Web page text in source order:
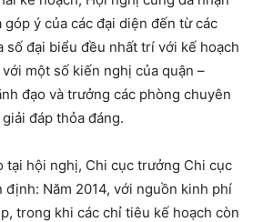
góp ý của các đại diện đến từ các
số đại biểu đều nhất trí với kế hoạch
với một số kiến nghị của quận –
đạo và trưởng các phòng chuyên
đáp thỏa đáng.
tại hội nghị, Chi cục trưởng Chi cục
định: Năm 2014, với nguồn kinh phí
trong khi các chỉ tiêu kế hoạch còn